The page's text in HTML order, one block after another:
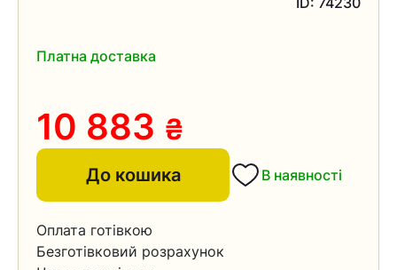
Платна доставка
10 883 ₴
До кошика В наявності
Оплата готівкою
Безготівковий розрахунок